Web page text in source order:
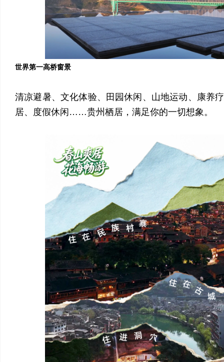
世界第一高桥窗景
清凉避暑、文化体验、田园休闲、山地运动、康养
居、度假休闲……贵州栖居，满足你的一切想象。